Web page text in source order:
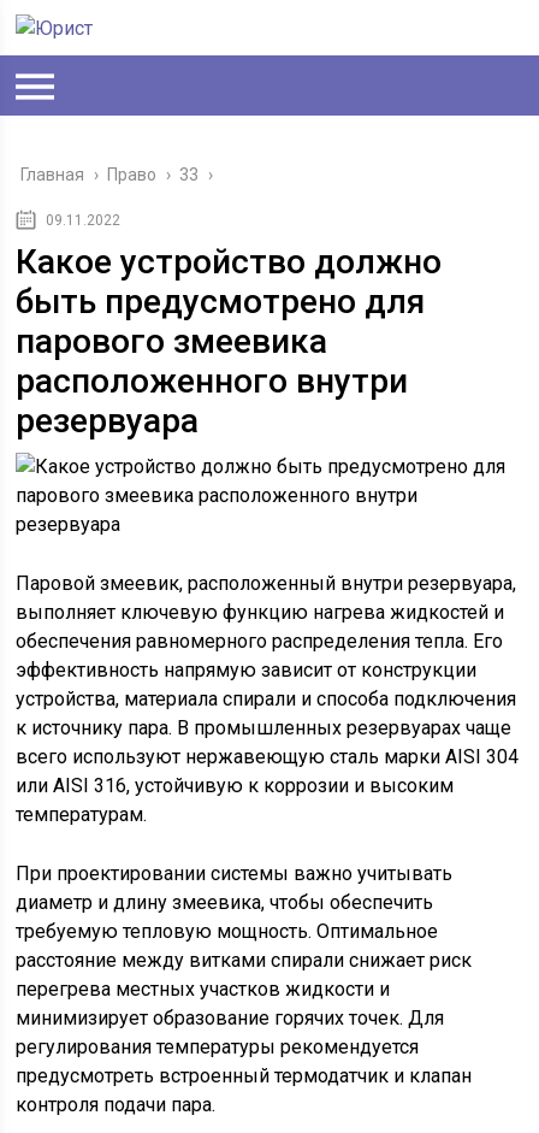
Главная › Право › 33 ›
09.11.2022
Какое устройство должно
быть предусмотрено для
парового змеевика
расположенного внутри
резервуара
Паровой змеевик, расположенный внутри резервуара,
выполняет ключевую функцию нагрева жидкостей и
обеспечения равномерного распределения тепла. Его
эффективность напрямую зависит от конструкции
устройства, материала спирали и способа подключения
к источнику пара. В промышленных резервуарах чаще
всего используют нержавеющую сталь марки AISI 304
или AISI 316, устойчивую к коррозии и высоким
температурам.
При проектировании системы важно учитывать
диаметр и длину змеевика, чтобы обеспечить
требуемую тепловую мощность. Оптимальное
расстояние между витками спирали снижает риск
перегрева местных участков жидкости и
минимизирует образование горячих точек. Для
регулирования температуры рекомендуется
предусмотреть встроенный термодатчик и клапан
контроля подачи пара.